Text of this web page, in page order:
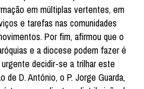
em múltiplas vertentes, em
e tarefas nas comunidades
Por fim, afirmou que o
e a diocese podem fazer é
decidir-se a trilhar este
de D. António, o P. Jorge Guarda,